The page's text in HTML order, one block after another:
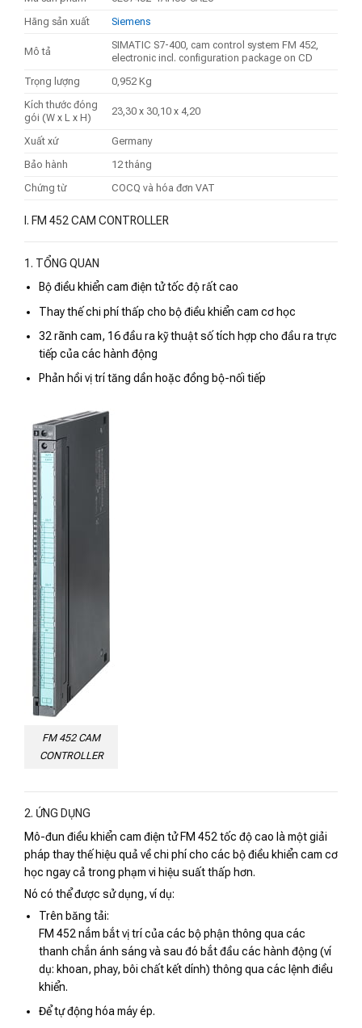
Hãng sản xuất
Siemens
Mô tả
SIMATIC S7-400, cam control system FM 452,
electronic incl. configuration package on CD
Trọng lượng
0,952 Kg
Kích thước đóng
gói (W x L x H)
23,30 x 30,10 x 4,20
Xuất xứ
Germany
Bảo hành
12 tháng
Chứng từ
COCQ và hóa đơn VAT
I. FM 452 CAM CONTROLLER
1. TỔNG QUAN
Bộ điều khiển cam điện tử tốc độ rất cao
Thay thế chi phí thấp cho bộ điều khiển cam cơ học
32 rãnh cam, 16 đầu ra kỹ thuật số tích hợp cho đầu ra trực
tiếp của các hành động
Phản hồi vị trí tăng dần hoặc đồng bộ-nối tiếp
FM 452 CAM
CONTROLLER
2. ỨNG DỤNG
Mô-đun điều khiển cam điện tử FM 452 tốc độ cao là một giải
pháp thay thế hiệu quả về chi phí cho các bộ điều khiển cam cơ
học ngay cả trong phạm vi hiệu suất thấp hơn.
Nó có thể được sử dụng, ví dụ:
Trên băng tải:
FM 452 nắm bắt vị trí của các bộ phận thông qua các
thanh chắn ánh sáng và sau đó bắt đầu các hành động (ví
dụ: khoan, phay, bôi chất kết dính) thông qua các lệnh điều
khiển.
Để tự động hóa máy ép.